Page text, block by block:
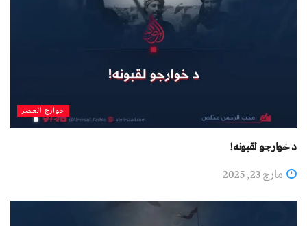
خوارج العصر
د خوارجو لقبونه!
مارچ 23, 2025